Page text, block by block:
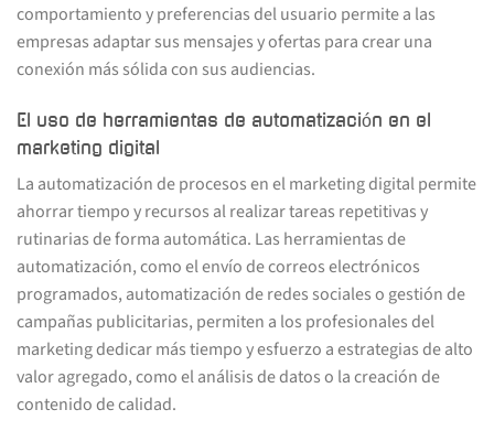
comportamiento y preferencias del usuario permite a las
empresas adaptar sus mensajes y ofertas para crear una
conexión más sólida con sus audiencias.
El uso de herramientas de automatización en el
marketing digital
La automatización de procesos en el marketing digital permite
ahorrar tiempo y recursos al realizar tareas repetitivas y
rutinarias de forma automática. Las herramientas de
automatización, como el envío de correos electrónicos
programados, automatización de redes sociales o gestión de
campañas publicitarias, permiten a los profesionales del
marketing dedicar más tiempo y esfuerzo a estrategias de alto
valor agregado, como el análisis de datos o la creación de
contenido de calidad.